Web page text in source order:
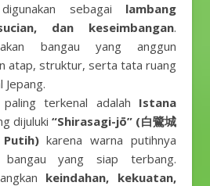
sebagai lambang
dan keseimbangan.
bangau yang anggun
atap, struktur, serta tata ruang
Jepang.
terkenal adalah Istana
dijuluki “Shirasagi-jō” (白鷺城
karena warna putihnya
bangau yang siap terbang.
keindahan, kekuatan,